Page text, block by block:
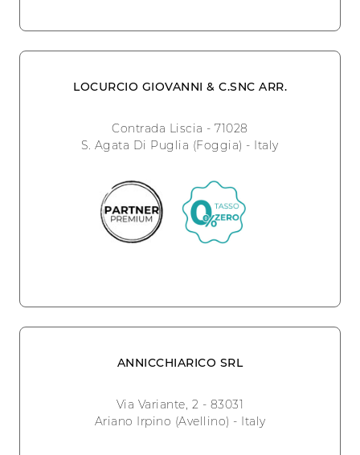
LOCURCIO GIOVANNI & C.SNC ARR.
Contrada Liscia - 71028
S. Agata Di Puglia (Foggia) - Italy
ANNICCHIARICO SRL
Via Variante, 2 - 83031
Ariano Irpino (Avellino) - Italy